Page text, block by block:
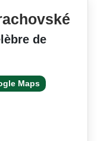
de
Maps